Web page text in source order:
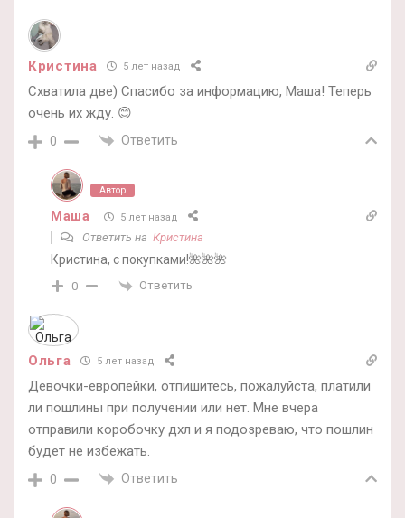
Кристина 5 лет назад
Схватила две) Спасибо за информацию, Маша! Теперь
очень их жду. 😊
0 Ответить
Автор
Маша 5 лет назад
Ответить на Кристина
Кристина, с покупками!🌺🌺🌺
0 Ответить
Ольга 5 лет назад
Девочки-европейки, отпишитесь, пожалуйста, платили
ли пошлины при получении или нет. Мне вчера
отправили коробочку дхл и я подозреваю, что пошлин
будет не избежать.
0 Ответить